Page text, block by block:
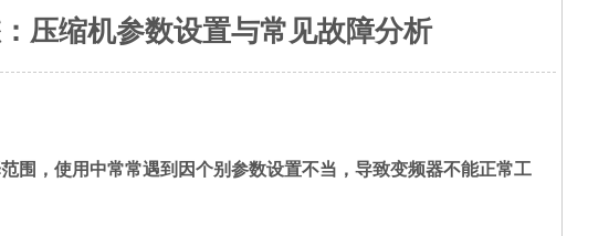
压缩机参数设置与常见故障分析
围，使用中常常遇到因个别参数设置不当，导致变频器不能正常工